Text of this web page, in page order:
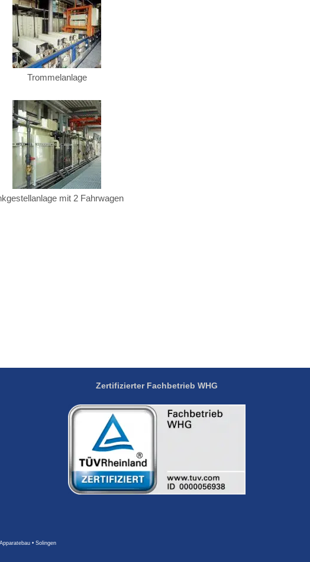
Trommelanlage
mit 2 Fahrwagen
Zertifizierter Fachbetrieb WHG
• Solingen